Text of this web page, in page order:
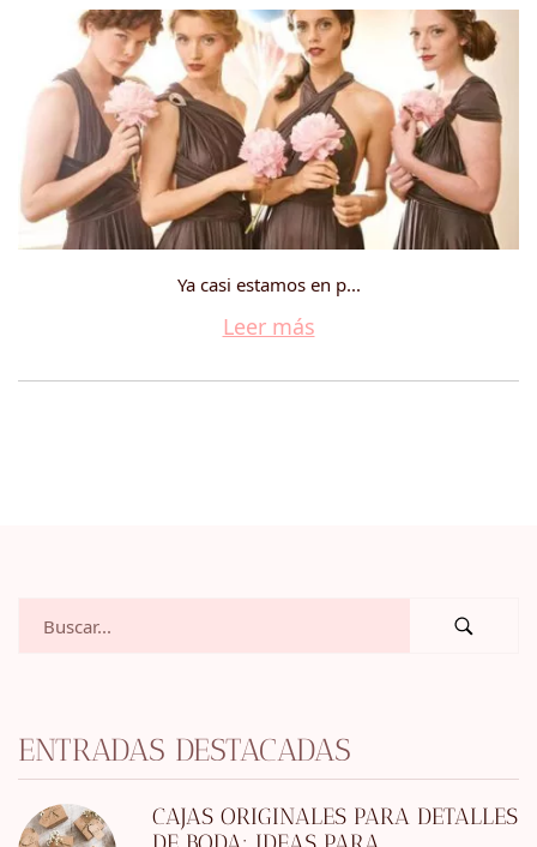
Ya casi estamos en p...
Leer más
ENTRADAS DESTACADAS
CAJAS ORIGINALES PARA DETALLES